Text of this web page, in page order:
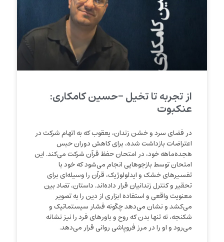
از تجربه تا تخیل -حسین کامکاری:
عنکبوت
در فضای سرد و خشن زندان، یعقوب که به اتهام شرکت در
اعتراضات بازداشت شده، برای کاهش دوران حبس
هجده‌ماهه خود، در امتحان حفظ قرآن شرکت می‌کند. این
امتحان توسط بازجوهایی انجام می‌شود که خود با
تفسیرهای خشک و ایدئولوژیک، قرآن را وسیله‌ای برای
تحقیر و کنترل زندانیان قرار داده‌اند. داستان، تضاد بین
معنویت واقعی و استفاده ابزاری از دین را به تصویر
می‌کشد و نشان می‌دهد چگونه فشار سیستماتیک و
شکنجه، نه تنها بدن که روح و باورهای فرد را نیز نشانه
می‌رود و او را در مرز فروپاشی روانی قرار می‌دهد.